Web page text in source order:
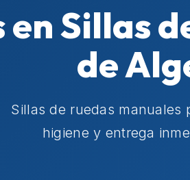
Sillas
de
Sillas de ruedas manuales
higiene y entrega